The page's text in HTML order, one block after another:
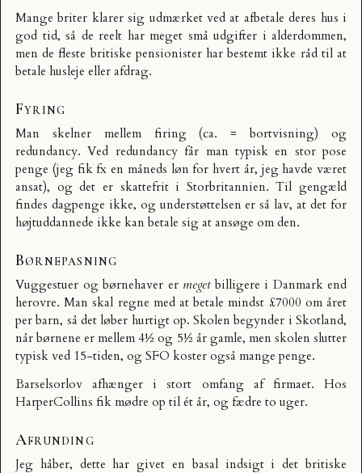
Mange briter klarer sig udmærket ved at afbetale deres hus i
god tid, så de reelt har meget små udgifter i alderdommen,
men de fleste britiske pensionister har bestemt ikke råd til at
betale husleje eller afdrag.
Fyring
Man skelner mellem firing (ca. = bortvisning) og
redundancy. Ved redundancy får man typisk en stor pose
penge (jeg fik fx en måneds løn for hvert år, jeg havde været
ansat), og det er skattefrit i Storbritannien. Til gengæld
findes dagpenge ikke, og understøttelsen er så lav, at det for
højtuddannede ikke kan betale sig at ansøge om den.
Børnepasning
Vuggestuer og børnehaver er megetbilligere i Danmark end
herovre. Man skal regne med at betale mindst £7000 om året
per barn, så det løber hurtigt op. Skolen begynder i Skotland,
når børnene er mellem 4½ og 5½ år gamle, men skolen slutter
typisk ved 15-tiden, og SFO koster også mange penge.
Barselsorlov afhænger i stort omfang af firmaet. Hos
HarperCollins fik mødre op til ét år, og fædre to uger.
Afrunding
Jeg håber, dette har givet en basal indsigt i det britiske